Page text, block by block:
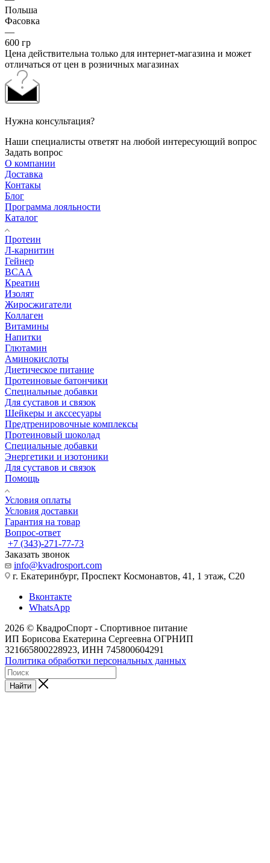
Польша
Фасовка
—
600 гр
Цена действительна только для интернет-магазина и может
отличаться от цен в розничных магазинах
Нужна консультация?
Наши специалисты ответят на любой интересующий вопрос
Задать вопрос
О компании
Доставка
Контакы
Блог
Программа лояльности
Каталог
Протеин
Л-карнитин
Гейнер
BCAA
Креатин
Изолят
Жиросжигатели
Коллаген
Витамины
Напитки
Глютамин
Аминокислоты
Диетическое питание
Протеиновые батончики
Специальные добавки
Для суставов и связок
Шейкеры и акссесуары
Предтренировочные комплексы
Протеиновый шоколад
Специальные добавки
Энергетики и изотоники
Для суставов и связок
Помощь
Условия оплаты
Условия доставки
Гарантия на товар
Вопрос-ответ
+7 (343)-271-77-73
Заказать звонок
info@kvadrosport.com
г. Екатеринбург, Проспект Космонавтов, 41, 1 этаж, С20
Вконтакте
WhatsApp
2026 © КвадроСпорт - Спортивное питание
ИП Борисова Екатерина Сергеевна ОГРНИП
321665800228923, ИНН 745800604291
Политика обработки персональных данных
Найти